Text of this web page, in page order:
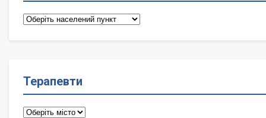
Сімейні
Терапевти
Терапевти